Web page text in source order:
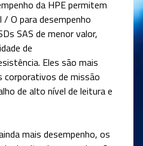
da HPE permitem
/ O para desempenho
SAS de menor valor,
de
Eles são mais
corporativos de missão
de alto nível de leitura e
mais desempenho, os